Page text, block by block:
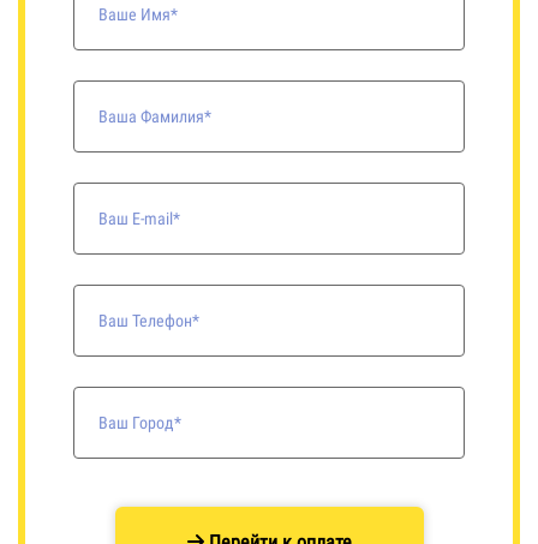
Ваше Имя*
Ваша Фамилия*
Ваш E-mail*
Ваш Телефон*
Ваш Город*